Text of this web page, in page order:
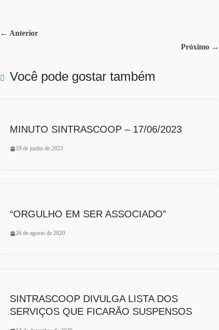
ok
← Anterior
Próximo →
Você pode gostar também
MINUTO SINTRASCOOP – 17/06/2023
19 de junho de 2023
“ORGULHO EM SER ASSOCIADO”
26 de agosto de 2020
SINTRASCOOP DIVULGA LISTA DOS
SERVIÇOS QUE FICARÃO SUSPENSOS